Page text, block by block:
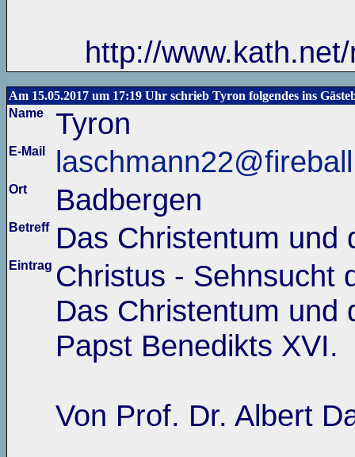
http://
Am 15.05.2017 um 17:19 Uhr schrieb Tyron folgendes ins
Name
Tyron
E-Mail
Ort Badbergen
Betreff Das Christentum und
Eintrag Christus - Sehnsucht
Das Christentum und
Papst Benedikts XVI.
Von Prof. Dr. Albert